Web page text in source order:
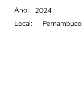
Ano:
2024
Local:
Pernambuco